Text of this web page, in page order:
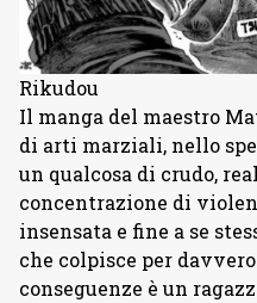
Rikudou
Il manga del maestro
di arti marziali, nello
un qualcosa di crudo,
concentrazione di
insensata e fine a se
che colpisce per
conseguenze è un